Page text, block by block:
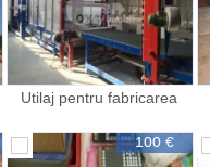
Utilaj pentru fabricarea
100 €